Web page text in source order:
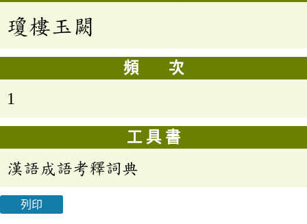
瓊樓玉闕
頻 次
1
工 具 書
漢語成語考釋詞典
列印